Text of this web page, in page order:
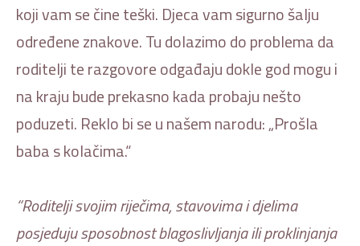
koji vam se čine teški. Djeca vam sigurno šalju
određene znakove. Tu dolazimo do problema da
roditelji te razgovore odgađaju dokle god mogu i
na kraju bude prekasno kada probaju nešto
poduzeti. Reklo bi se u našem narodu: „Prošla
baba s kolačima.“
“Roditelji svojim riječima, stavovima i djelima
posjeduju sposobnost blagoslivljanja ili proklinjanja